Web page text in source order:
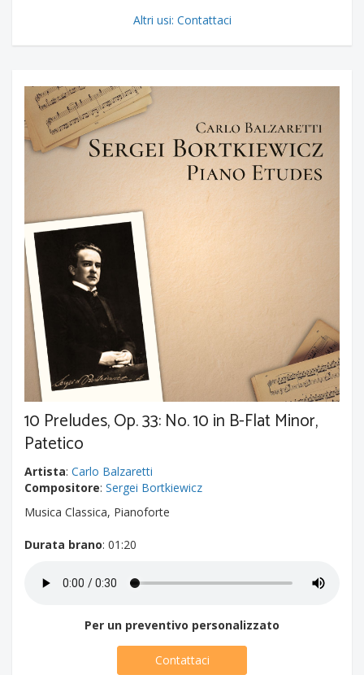
Altri usi: Contattaci
10 Preludes, Op. 33: No. 10 in B-Flat Minor,
Patetico
Artista: Carlo Balzaretti
Compositore: Sergei Bortkiewicz
Musica Classica, Pianoforte
Durata brano: 01:20
Per un preventivo personalizzato
Contattaci